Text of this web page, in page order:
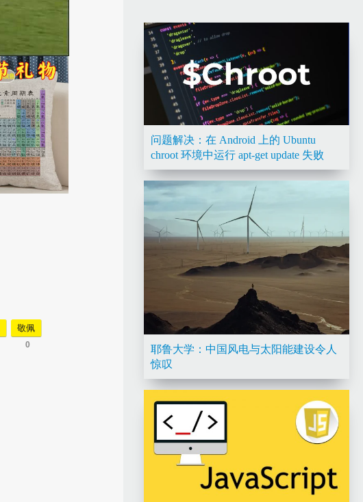
敬佩
0
问题解决：在 Android 上的 Ubuntu
chroot 环境中运行 apt-get update 失败
耶鲁大学：中国风电与太阳能建设令人
惊叹